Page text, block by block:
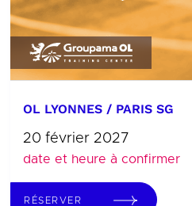
OL LYONNES / PARIS SG
20 février 2027
date et heure à confirmer
RÉSERVER